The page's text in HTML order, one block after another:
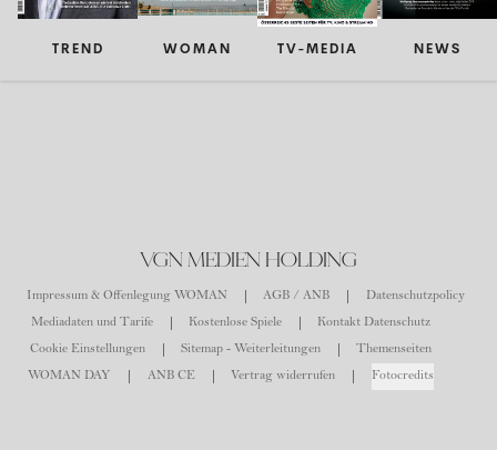
TREND WOMAN TV-MEDIA NEWS
VGN MEDIEN HOLDING
Impressum & Offenlegung WOMAN AGB / ANB
Datenschutzpolicy
Mediadaten und Tarife
Kostenlose Spiele
Kontakt Datenschutz
Cookie Einstellungen
Sitemap - Weiterleitungen
Themenseiten
WOMAN DAY
ANB CE Vertrag widerrufen Fotocredits